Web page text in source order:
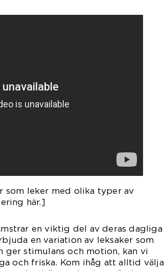
som leker med olika typer av
här.]
en viktig del av deras dagliga
en variation av leksaker som
ger stimulans och motion, kan vi
och friska. Kom ihåg att alltid välja